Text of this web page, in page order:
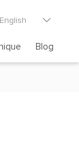
English 
Blog